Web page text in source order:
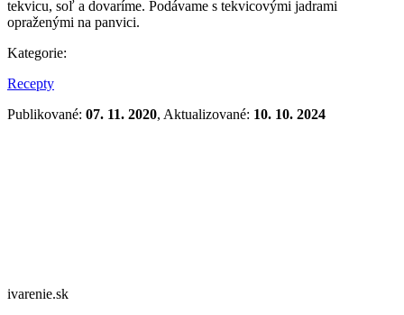
tekvicu, soľ a dovaríme. Podávame s tekvicovými jadrami
opraženými na panvici.
Kategorie:
Recepty
Publikované: 07. 11. 2020, Aktualizované: 10. 10. 2024
ivarenie.sk